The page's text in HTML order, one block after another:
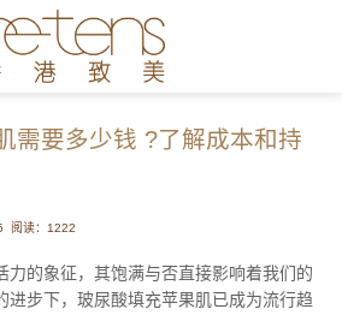
需要多少钱 ?了解成本和持
阅读：1222
力的象征，其饱满与否直接影响着我们的
进步下，玻尿酸填充苹果肌已成为流行趋